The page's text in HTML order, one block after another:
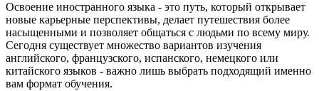
Освоение иностранного языка - это путь, который открывает
новые карьерные перспективы, делает путешествия более
насыщенными и позволяет общаться с людьми по всему миру.
Сегодня существует множество вариантов изучения
английского, французского, испанского, немецкого или
китайского языков - важно лишь выбрать подходящий именно
вам формат обучения.